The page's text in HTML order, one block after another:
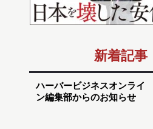
新着記事
ハーバービジネスオンライ
ン編集部からのお知らせ